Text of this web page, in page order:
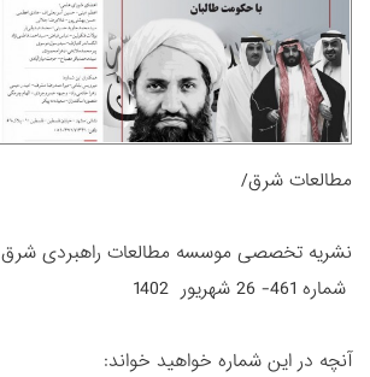
مطالعات شرق/
نشریه تخصصی موسسه مطالعات راهبردی شرق
شماره 461- 26 شهریور 1402
آنچه در این شماره خواهید خواند: